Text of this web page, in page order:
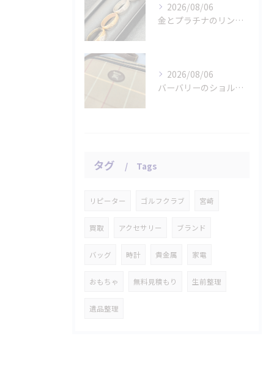
2026/08/06
金とプラチナのリングをお買取りさせていただきました。
2026/08/06
バーバリーのショルダーバッグをお買取りさせていただきました。
タグ Tags
リピーター ゴルフクラブ 宮崎
買取 アクセサリー ブランド
バッグ 時計 貴金属 家電
おもちゃ 無料見積もり 生前整理
遺品整理